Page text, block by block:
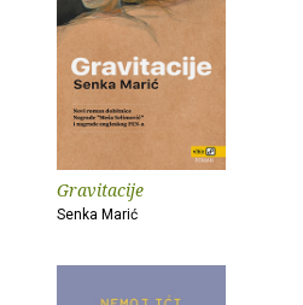
Gravitacije
Senka Marić